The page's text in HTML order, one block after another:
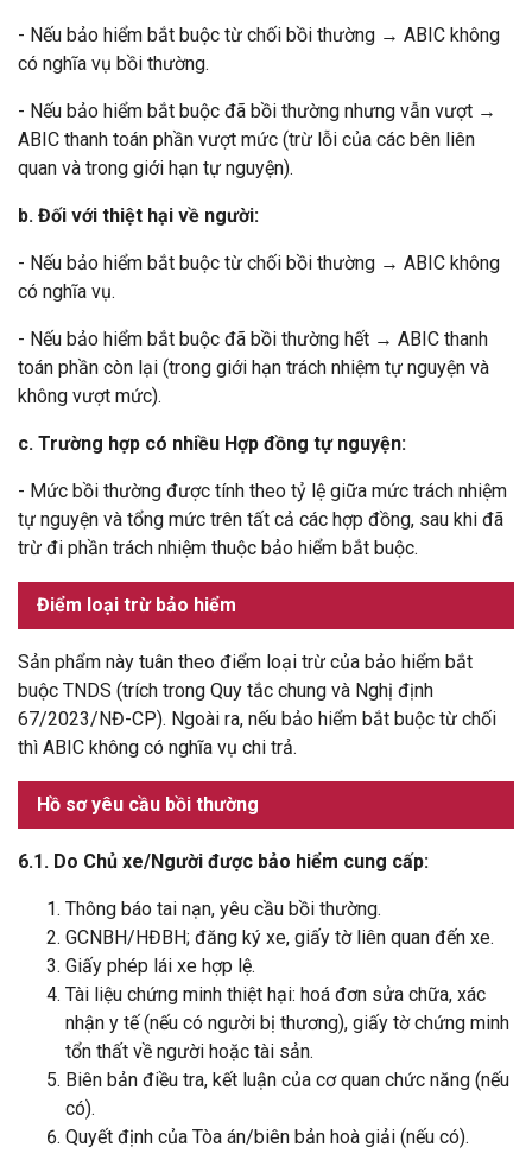
- Nếu bảo hiểm bắt buộc từ chối bồi thường → ABIC không
có nghĩa vụ bồi thường.
- Nếu bảo hiểm bắt buộc đã bồi thường nhưng vẫn vượt →
ABIC thanh toán phần vượt mức (trừ lỗi của các bên liên
quan và trong giới hạn tự nguyện).
b. Đối với thiệt hại về người:
- Nếu bảo hiểm bắt buộc từ chối bồi thường → ABIC không
có nghĩa vụ.
- Nếu bảo hiểm bắt buộc đã bồi thường hết → ABIC thanh
toán phần còn lại (trong giới hạn trách nhiệm tự nguyện và
không vượt mức).
c. Trường hợp có nhiều Hợp đồng tự nguyện:
- Mức bồi thường được tính theo tỷ lệ giữa mức trách nhiệm
tự nguyện và tổng mức trên tất cả các hợp đồng, sau khi đã
trừ đi phần trách nhiệm thuộc bảo hiểm bắt buộc.
Điểm loại trừ bảo hiểm
Sản phẩm này tuân theo điểm loại trừ của bảo hiểm bắt
buộc TNDS (trích trong Quy tắc chung và Nghị định
67/2023/NĐ-CP). Ngoài ra, nếu bảo hiểm bắt buộc từ chối
thì ABIC không có nghĩa vụ chi trả.
Hồ sơ yêu cầu bồi thường
6.1. Do Chủ xe/Người được bảo hiểm cung cấp:
Thông báo tai nạn, yêu cầu bồi thường.
GCNBH/HĐBH; đăng ký xe, giấy tờ liên quan đến xe.
Giấy phép lái xe hợp lệ.
Tài liệu chứng minh thiệt hại: hoá đơn sửa chữa, xác
nhận y tế (nếu có người bị thương), giấy tờ chứng minh
tổn thất về người hoặc tài sản.
Biên bản điều tra, kết luận của cơ quan chức năng (nếu
có).
Quyết định của Tòa án/biên bản hoà giải (nếu có).